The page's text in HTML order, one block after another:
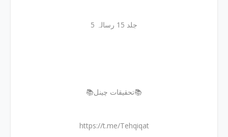
جلد 15 رسالہ 5
📚تحقیقات چینل📚
https://t.me/Tehqiqat